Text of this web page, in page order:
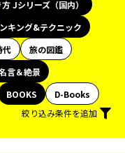
Jシリーズ（国内）
キング&テクニック
代
旅の図鑑
言＆絶景
BOOKS
D-Books
絞り込み条件を追加